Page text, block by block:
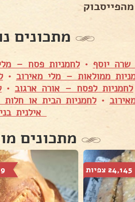
מתכונים
שרה יוסף •לחמניות פסח –
ממולאות – מלי מאירוב •
לחמניות לפסח – אורה ארגוב •
•לחמניות הבית או חלות
אילנית
מתכונים
24,145 צפיות